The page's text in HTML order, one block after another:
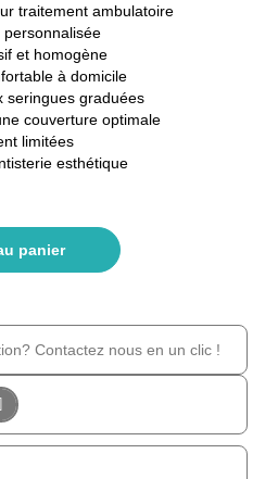
traitement ambulatoire
personnalisée
et homogène
à domicile
seringues graduées
couverture optimale
limitées
esthétique
panier
Contactez nous en un clic !